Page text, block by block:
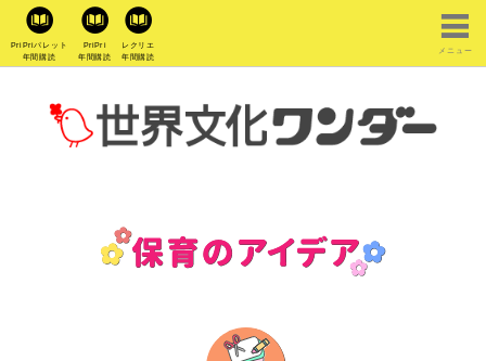
PriPriパレット
年間購読
PriPri
年間購読
レクリエ
年間購読
メニュー